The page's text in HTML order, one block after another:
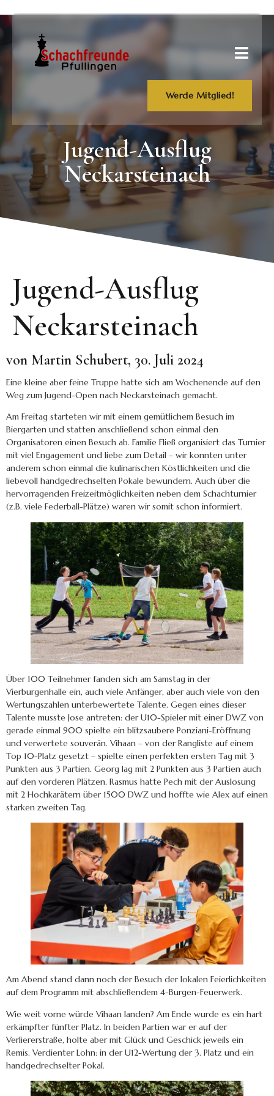
Werde Mitglied!
Jugend-Ausflug
Neckarsteinach
Jugend-Ausflug
Neckarsteinach
von Martin Schubert, 30. Juli 2024
Eine kleine aber feine Truppe hatte sich am Wochenende auf den
Weg zum Jugend-Open nach Neckarsteinach gemacht.
Am Freitag starteten wir mit einem gemütlichem Besuch im
Biergarten und statten anschließend schon einmal den
Organisatoren einen Besuch ab. Familie Fließ organisiert das Turnier
mit viel Engagement und liebe zum Detail – wir konnten unter
anderem schon einmal die kulinarischen Köstlichkeiten und die
liebevoll handgedrechselten Pokale bewundern. Auch über die
hervorragenden Freizeitmöglichkeiten neben dem Schachturnier
(z.B. viele Federball-Plätze) waren wir somit schon informiert.
Über 100 Teilnehmer fanden sich am Samstag in der
Vierburgenhalle ein, auch viele Anfänger, aber auch viele von den
Wertungszahlen unterbewertete Talente. Gegen eines dieser
Talente musste Jose antreten: der U10-Spieler mit einer DWZ von
gerade einmal 900 spielte ein blitzsaubere Ponziani-Eröffnung
und verwertete souverän. Vihaan – von der Rangliste auf einem
Top 10-Platz gesetzt – spielte einen perfekten ersten Tag mit 3
Punkten aus 3 Partien. Georg lag mit 2 Punkten aus 3 Partien auch
auf den vorderen Plätzen. Rasmus hatte Pech mit der Auslosung
mit 2 Hochkarätern über 1500 DWZ und hoffte wie Alex auf einen
starken zweiten Tag.
Am Abend stand dann noch der Besuch der lokalen Feierlichkeiten
auf dem Programm mit abschließendem 4-Burgen-Feuerwerk.
Wie weit vorne würde Vihaan landen? Am Ende wurde es ein hart
erkämpfter fünfter Platz. In beiden Partien war er auf der
Verliererstraße, holte aber mit Glück und Geschick jeweils ein
Remis. Verdienter Lohn: in der U12-Wertung der 3. Platz und ein
handgedrechselter Pokal.